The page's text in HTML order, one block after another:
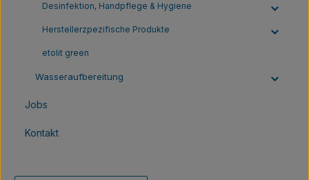
Desinfektion, Handpflege & Hygiene
Herstellerzpezifische Produkte
etolit green
Wasseraufbereitung
Jobs
Kontakt